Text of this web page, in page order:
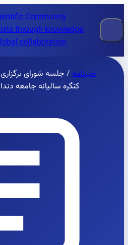
Community
through knowledge,
collaboration
خبرنامه / جلسه شورای
کنگره سالیانه جامعه